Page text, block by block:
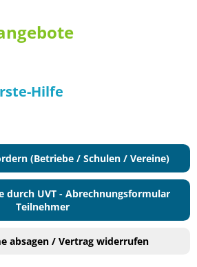
Hilfe
(Betriebe / Schulen / Vereine)
durch UVT - Abrechnungsformular
Teilnehmer
absagen / Vertrag widerrufen